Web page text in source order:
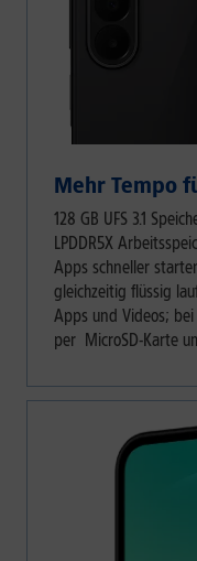
Mehr Tempo
128 GB UFS 3.1
LPDDR5X
Apps schneller
gleichzeitig flüssig
Apps und Videos;
per MicroSD-Karte